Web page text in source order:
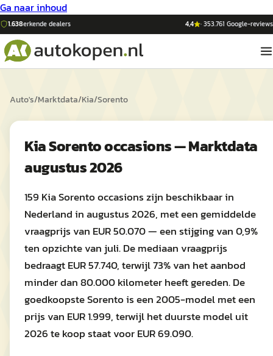
Ga naar inhoud
1.638erkende dealers 4,4 ·353.761 Google-reviews
Auto's/Marktdata/Kia/Sorento
Kia Sorento occasions — Marktdata
augustus 2026
159 Kia Sorento occasions zijn beschikbaar in
Nederland in augustus 2026, met een gemiddelde
vraagprijs van EUR 50.070 — een stijging van 0,9%
ten opzichte van juli. De mediaan vraagprijs
bedraagt EUR 57.740, terwijl 73% van het aanbod
minder dan 80.000 kilometer heeft gereden. De
goedkoopste Sorento is een 2005-model met een
prijs van EUR 1.999, terwijl het duurste model uit
2026 te koop staat voor EUR 69.090.